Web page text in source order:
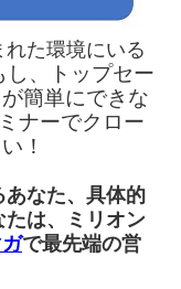
た環境にいる
し、
トップセー
簡単にできな
ナーでクロー
！
なた、具体的
は、ミリオン
で最先端の営